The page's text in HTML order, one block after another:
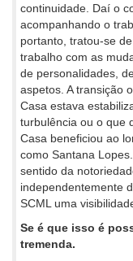
continuidade. Daí o
acompanhando o
portanto, tratou-se
trabalho com as
de personalidades,
aspetos. A transição
Casa estava
turbulência ou o que
Casa beneficiou ao
como Santana
sentido da
independentemente
SCML uma
Se é que isso é
tremenda.